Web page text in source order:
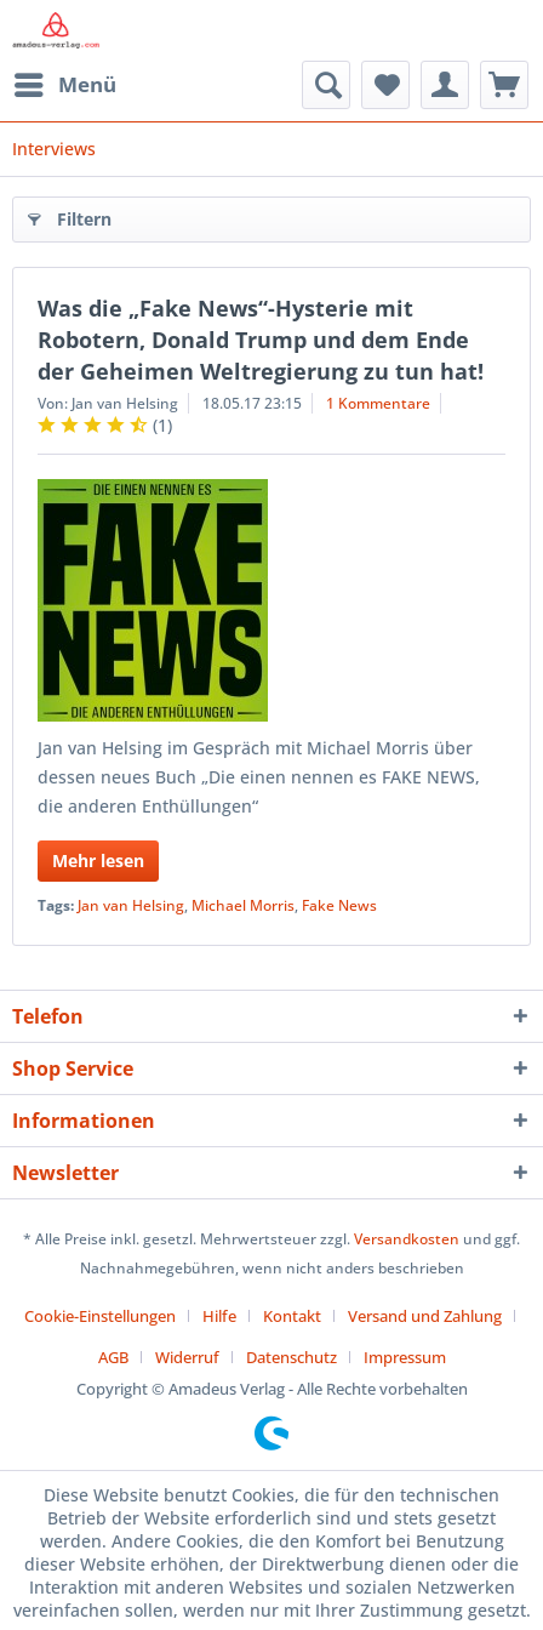
Menü
Interviews
Filtern
Was die „Fake News“-Hysterie mit
Robotern, Donald Trump und dem Ende
der Geheimen Weltregierung zu tun hat!
Von: Jan van Helsing 18.05.17 23:15 1 Kommentare
(1)
Jan van Helsing im Gespräch mit Michael Morris über
dessen neues Buch „Die einen nennen es FAKE NEWS,
die anderen Enthüllungen“
Mehr lesen
Tags: Jan van Helsing, Michael Morris, Fake News
Telefon
Shop Service
Informationen
Newsletter
* Alle Preise inkl. gesetzl. Mehrwertsteuer zzgl.Versandkosten und ggf.
Nachnahmegebühren, wenn nicht anders beschrieben
Cookie-Einstellungen Hilfe Kontakt
Versand und Zahlung
AGB
Widerruf Datenschutz
Impressum
Copyright © Amadeus Verlag - Alle Rechte vorbehalten
Diese Website benutzt Cookies, die für den technischen
Betrieb der Website erforderlich sind und stets gesetzt
werden. Andere Cookies, die den Komfort bei Benutzung
dieser Website erhöhen, der Direktwerbung dienen oder die
Interaktion mit anderen Websites und sozialen Netzwerken
vereinfachen sollen, werden nur mit Ihrer Zustimmung gesetzt.